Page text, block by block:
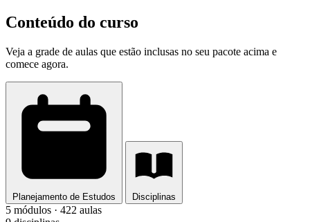
Conteúdo do curso
Veja a grade de aulas que estão inclusas no seu pacote acima e
comece agora.
Planejamento de Estudos Disciplinas
5 módulos · 422 aulas